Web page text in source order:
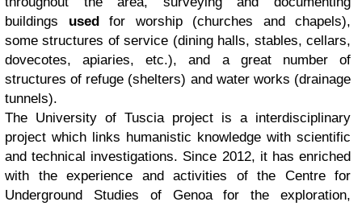
buildings usedfor worship (churches and chapels),
some structures of service (dining halls, stables, cellars,
dovecotes, apiaries, etc.), and a great number of
structures of refuge (shelters) and water works (drainage
tunnels).
The University of Tuscia project is a interdisciplinary
project which links humanistic knowledge with scientific
and technical investigations. Since 2012, it has enriched
with the experience and activities of the Centre for
Underground Studies of Genoa for the exploration,